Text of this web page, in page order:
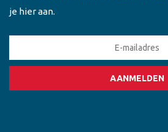
je hier aan.